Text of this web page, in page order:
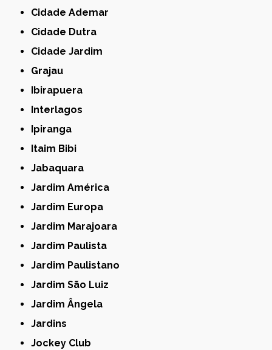
Cidade Ademar
Cidade Dutra
Cidade Jardim
Grajau
Ibirapuera
Interlagos
Ipiranga
Itaim Bibi
Jabaquara
Jardim América
Jardim Europa
Jardim Marajoara
Jardim Paulista
Jardim Paulistano
Jardim São Luiz
Jardim Ângela
Jardins
Jockey Club